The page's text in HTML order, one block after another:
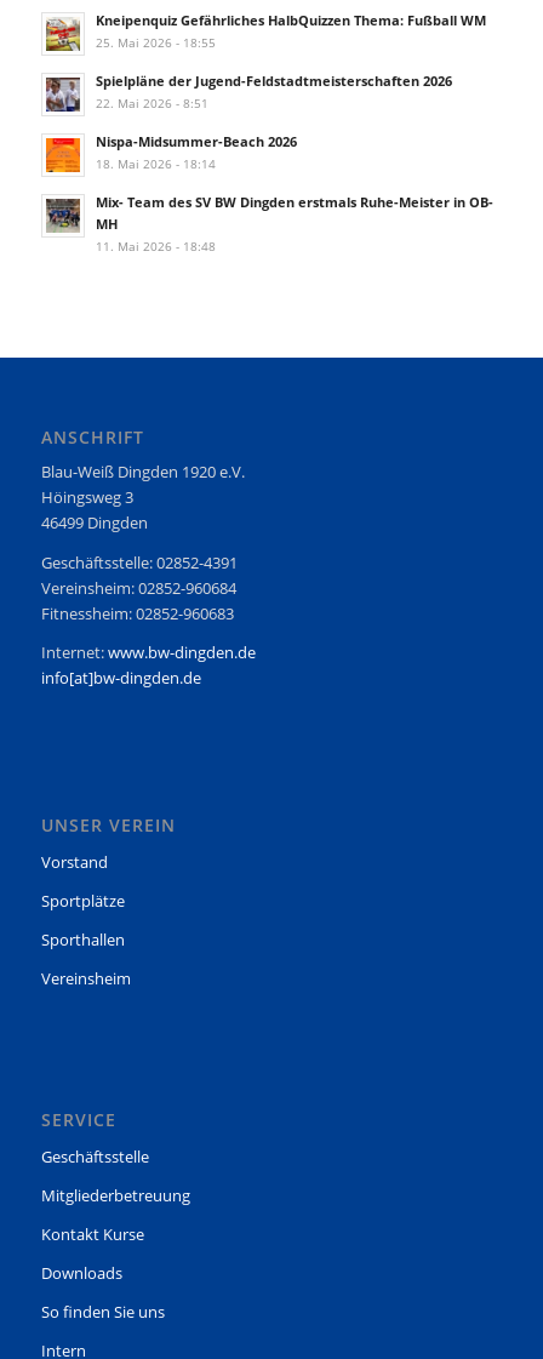
Kneipenquiz Gefährliches HalbQuizzen Thema: Fußball WM
25. Mai 2026 - 18:55
Spielpläne der Jugend-Feldstadtmeisterschaften 2026
22. Mai 2026 - 8:51
Nispa-Midsummer-Beach 2026
18. Mai 2026 - 18:14
Mix- Team des SV BW Dingden erstmals Ruhe-Meister in OB-
MH
11. Mai 2026 - 18:48
ANSCHRIFT
Blau-Weiß Dingden 1920 e.V.
Höingsweg 3
46499 Dingden
Geschäftsstelle: 02852-4391
Vereinsheim: 02852-960684
Fitnessheim: 02852-960683
Internet:www.bw-dingden.de
info[at]bw-dingden.de
UNSER VEREIN
Vorstand
Sportplätze
Sporthallen
Vereinsheim
SERVICE
Geschäftsstelle
Mitgliederbetreuung
Kontakt Kurse
Downloads
So finden Sie uns
Intern